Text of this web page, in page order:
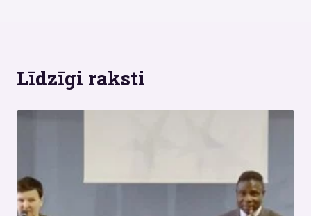
Līdzīgi raksti